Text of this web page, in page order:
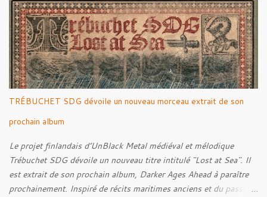
cette réflexion, Tracks est allé à la rencontre de Noise (
Kanonenfieber ) et de Dmytro Kumar ( 1914 ), qui reviennent sur
leur intérêt pour la Première Guerre mondiale. Le documentaire
donne également la parole au producteur Kristian "Kohle"
Kohlmannslehner, collaborateur de 1914 , ainsi qu'à l'historien
Ralf Raths, directeur du Musée allemand des blindés de Munster,
afin d'interroger plus largement la place des images de guerre
dans l'esthétique et l'imaginaire du Metal. Le reportage est à
découvrir ci-dessous :
TRÉBUCHET SDG dévoile un nouveau morceau extrait de son
prochain album
Le projet finlandais d’UnBlack Metal médiéval et mélodique
Trébuchet SDG dévoile un nouveau titre intitulé "Lost at Sea". Il
est extrait de son prochain album, Darker Ages Ahead à paraître
prochainement. Inspiré de récits maritimes anciens et du passage